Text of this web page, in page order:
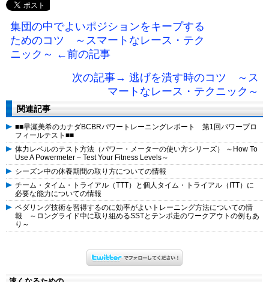
集団の中でよいポジションをキープする
ためのコツ ～スマートなレース・テク
ニック～ ←前の記事
次の記事→ 逃げを潰す時のコツ ～ス
マートなレース・テクニック～
関連記事
■■早瀬美希のカナダBCBRパワートレーニングレポート 第1回パワープロ
フィールテスト■■
体力レベルのテスト方法（パワー・メーターの使い方シリーズ） ～How To
Use A Powermeter – Test Your Fitness Levels～
シーズン中の休養期間の取り方についての情報
チーム・タイム・トライアル（TTT）と個人タイム・トライアル（ITT）に
必要な能力についての情報
ペダリング技術を習得するのに効率がよいトレーニング方法についての情
報 ～ロングライド中に取り組めるSSTとテンポ走のワークアウトの例もあ
り～